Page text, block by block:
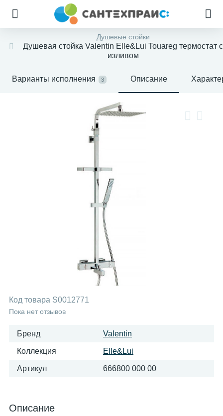
Душевые стойки
Душевая стойка Valentin Elle&Lui Touareg термостат с
изливом
Варианты исполнения 3 Описание
Код товара S0012771
Пока нет отзывов
Бренд Valentin
Коллекция Elle&Lui
Артикул 666800 000 00
Описание